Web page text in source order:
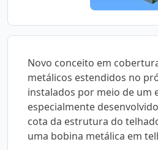
Novo conceito em
metálicos estendidos no
instalados por meio de um
especialmente
cota da estrutura do
uma bobina metálica em